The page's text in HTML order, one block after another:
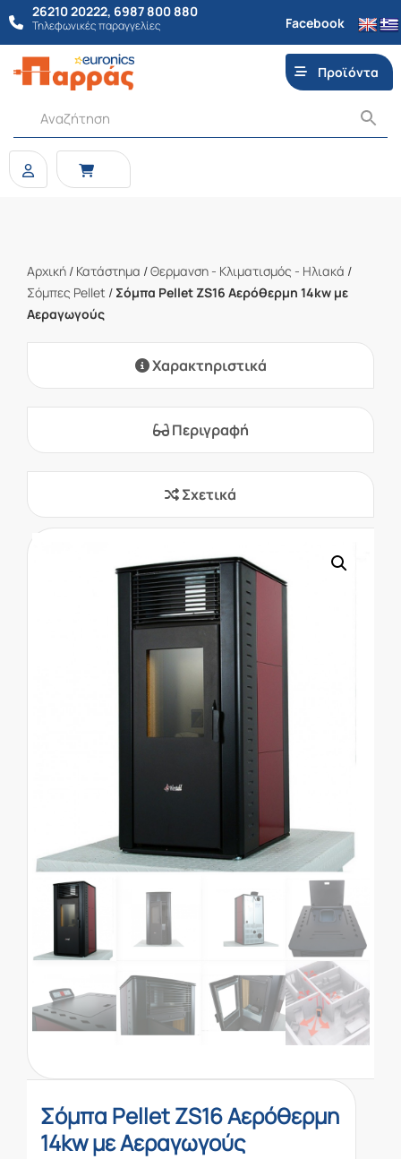
26210 20222, 6987 800 880
Τηλεφωνικές παραγγελίες Facebook
Προϊόντα
Αρχική / Κατάστημα /Θερμανση - Κλιματισμός - Ηλιακά /
Σόμπες Pellet / Σόμπα Pellet ZS16 Αερόθερμη 14kw με
Αεραγωγούς
Χαρακτηριστικά
Περιγραφή
Σχετικά
Σόμπα Pellet ZS16 Αερόθερμη
14kw με Αεραγωγούς